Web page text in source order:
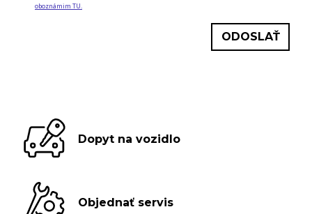
oboznámim TU.
Dopyt na vozidlo
Objednať servis